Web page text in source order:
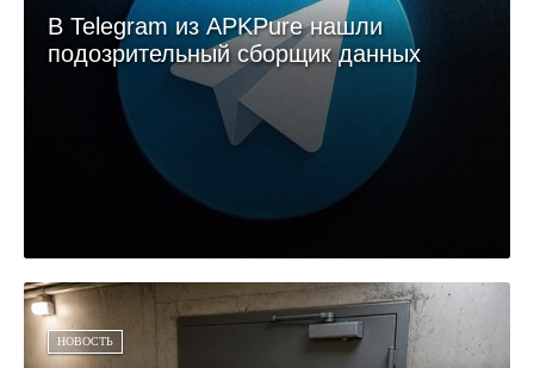
В Telegram из APKPure нашли
подозрительный сборщик данных
НОВОСТЬ